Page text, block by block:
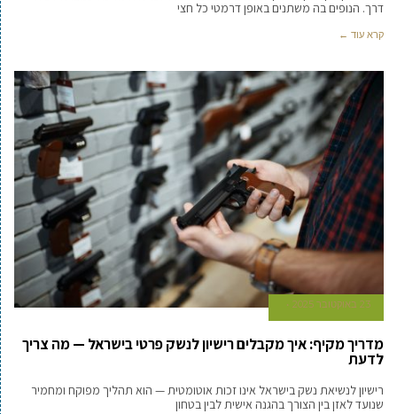
דרך. הנופים בה משתנים באופן דרמטי כל חצי
קרא עוד ←
23 באוקטובר 2025
מדריך מקיף: איך מקבלים רישיון לנשק פרטי בישראל — מה צריך
לדעת
רישיון לנשיאת נשק בישראל אינו זכות אוטומטית — הוא תהליך מפוקח ומחמיר
שנועד לאזן בין הצורך בהגנה אישית לבין בטחון